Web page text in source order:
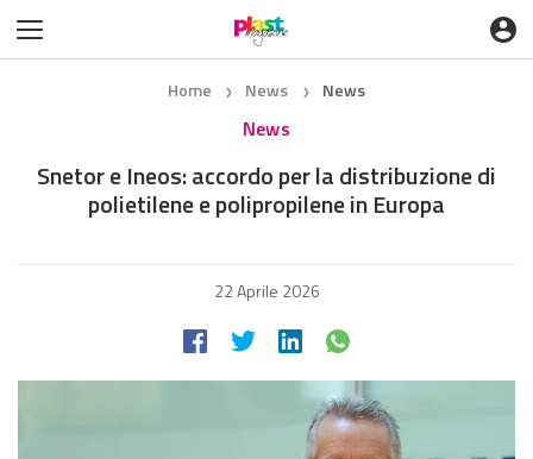
Home ❯ News ❯ News
News
Snetor e Ineos: accordo per la distribuzione di
polietilene e polipropilene in Europa
22 Aprile 2026